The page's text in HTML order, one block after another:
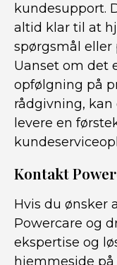
kundesupport.
altid klar til at
spørgsmål eller
Uanset om det
opfølgning på
rådgivning,
levere en
Kontakt
Hvis du ønsker
Powercare og
ekspertise og
hjemmeside